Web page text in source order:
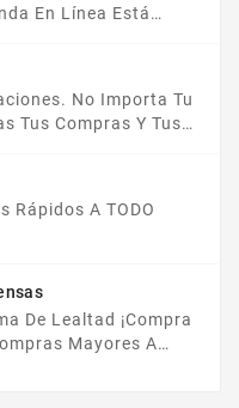
En Línea Está
No Importa Tu
Tus Compras Y Tus
Rápidos A TODO
De Lealtad ¡compra
Mayores A